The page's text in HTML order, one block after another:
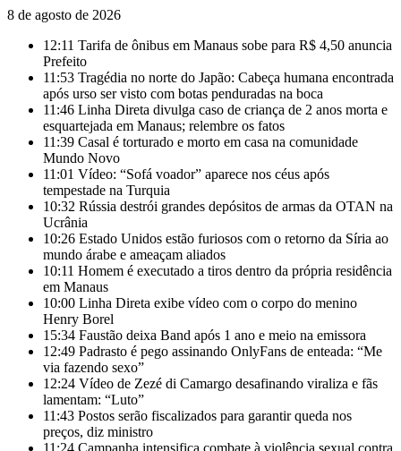
8 de agosto de 2026
12:11 Tarifa de ônibus em Manaus sobe para R$ 4,50 anuncia
Prefeito
11:53 Tragédia no norte do Japão: Cabeça humana encontrada
após urso ser visto com botas penduradas na boca
11:46 Linha Direta divulga caso de criança de 2 anos morta e
esquartejada em Manaus; relembre os fatos
11:39 Casal é torturado e morto em casa na comunidade
Mundo Novo
11:01 Vídeo: “Sofá voador” aparece nos céus após
tempestade na Turquia
10:32 Rússia destrói grandes depósitos de armas da OTAN na
Ucrânia
10:26 Estado Unidos estão furiosos com o retorno da Síria ao
mundo árabe e ameaçam aliados
10:11 Homem é executado a tiros dentro da própria residência
em Manaus
10:00 Linha Direta exibe vídeo com o corpo do menino
Henry Borel
15:34 Faustão deixa Band após 1 ano e meio na emissora
12:49 Padrasto é pego assinando OnlyFans de enteada: “Me
via fazendo sexo”
12:24 Vídeo de Zezé di Camargo desafinando viraliza e fãs
lamentam: “Luto”
11:43 Postos serão fiscalizados para garantir queda nos
preços, diz ministro
11:24 Campanha intensifica combate à violência sexual contra